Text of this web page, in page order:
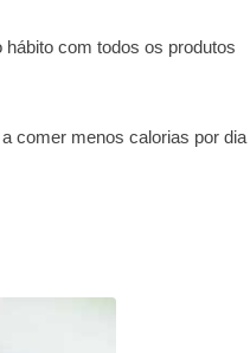
com todos os produtos
comer menos calorias por dia